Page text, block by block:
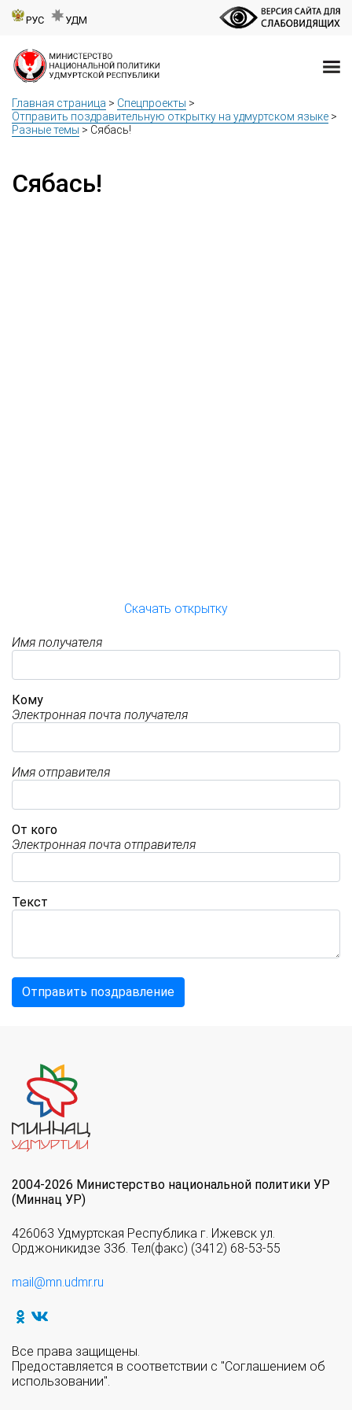
РУС УДМ
Главная страница > Спецпроекты >
Отправить поздравительную открытку на удмуртском языке >
Разные темы > Сябась!
Сябась!
Скачать открытку
Имя получателя
Кому
Электронная почта получателя
Имя отправителя
От кого
Электронная почта отправителя
Текст
2004-2026 Министерство национальной политики УР
(Миннац УР)
426063 Удмуртская Республика г. Ижевск ул.
Орджоникидзе 33б. Тел(факс) (3412) 68-53-55
mail@mn.udmr.ru
Все права защищены.
Предоставляется в соответствии с "Соглашением об
использовании".